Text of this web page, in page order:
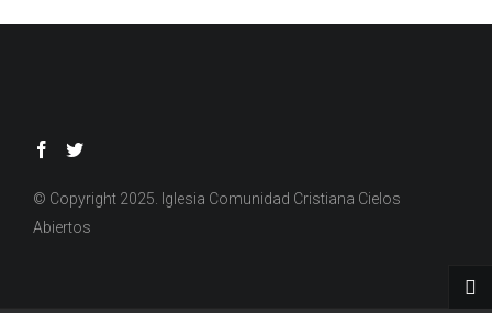
© Copyright 2025. Iglesia Comunidad Cristiana Cielos
Abiertos